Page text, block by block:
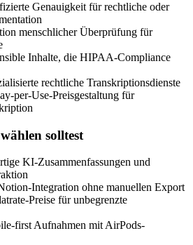
Genauigkeit für rechtliche oder
menschlicher Überprüfung für
Inhalte, die HIPAA-Compliance
rechtliche Transkriptionsdienste
per-Use-Preisgestaltung für
solltest
KI-Zusammenfassungen und
Integration ohne manuellen Export
Preise für unbegrenzte
first Aufnahmen mit AirPods-